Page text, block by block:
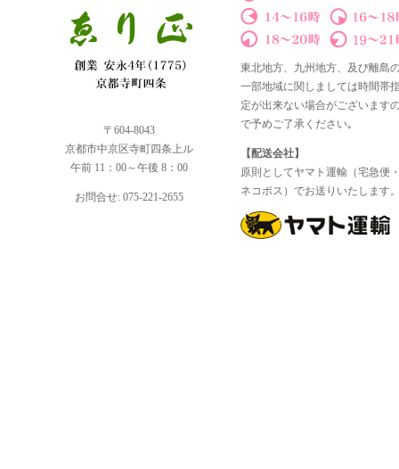
〒604-8043
京都市中京区寺町四条上ル
午前 11：00～午後 8：00
お問合せ: 075-221-2655
東北地方、九州地方、及び離島
一部地域に関しましては時間帯
定が出来ない場合がございます
で予めご了承ください｡
【配送会社】
原則としてヤマト運輸（宅急便
ネコポス）でお送りいたします